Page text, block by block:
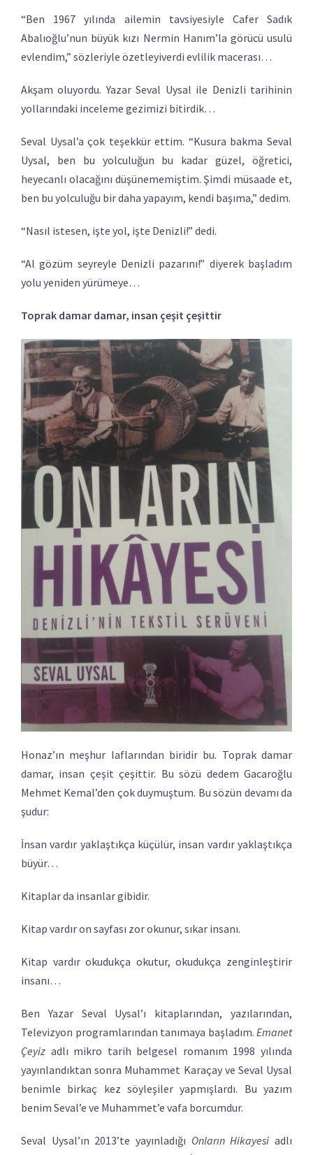
“Ben 1967 yılında ailemin tavsiyesiyle Cafer Sadık
Abalıoğlu’nun büyük kızı Nermin Hanım’la görücü usulü
evlendim,” sözleriyle özetleyiverdi evlilik macerası…
Akşam oluyordu. Yazar Seval Uysal ile Denizli tarihinin
yollarındaki inceleme gezimizi bitirdik…
Seval Uysal’a çok teşekkür ettim. “Kusura bakma Seval
Uysal, ben bu yolculuğun bu kadar güzel, öğretici,
heyecanlı olacağını düşünememiştim. Şimdi müsaade et,
ben bu yolculuğu bir daha yapayım, kendi başıma,” dedim.
“Nasıl istesen, işte yol, işte Denizli!” dedi.
“Al gözüm seyreyle Denizli pazarını!” diyerek başladım
yolu yeniden yürümeye…
Toprak damar damar, insan çeşit çeşittir
Honaz’ın meşhur laflarından biridir bu. Toprak damar
damar, insan çeşit çeşittir. Bu sözü dedem Gacaroğlu
Mehmet Kemal’den çok duymuştum. Bu sözün devamı da
şudur:
İnsan vardır yaklaştıkça küçülür, insan vardır yaklaştıkça
büyür…
Kitaplar da insanlar gibidir.
Kitap vardır on sayfası zor okunur, sıkar insanı.
Kitap vardır okudukça okutur, okudukça zenginleştirir
insanı…
Ben Yazar Seval Uysal’ı kitaplarından, yazılarından,
Televizyon programlarından tanımaya başladım. Emanet
Çeyiz adlı mikro tarih belgesel romanım 1998 yılında
yayınlandıktan sonra Muhammet Karaçay ve Seval Uysal
benimle birkaç kez söyleşiler yapmışlardı. Bu yazım
benim Seval’e ve Muhammet’e vafa borcumdur.
Seval Uysal’ın 2013’te yayınladığı Onların Hikayesi adlı